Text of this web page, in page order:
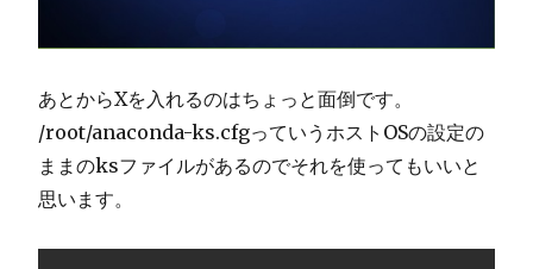
あとからXを入れるのはちょっと面倒です。
/root/anaconda-ks.cfgっていうホストOSの設定の
ままのksファイルがあるのでそれを使ってもいいと
思います。